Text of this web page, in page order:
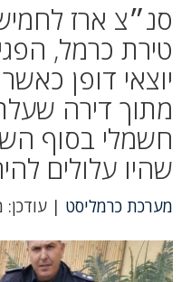
סנ״צ ארז
טירת כרמל,
יוצאי דופן
מתוך דירה
חשמלי בסוף
שהיו עלולים
מערכת כרמליסט | עודכן: מרץ